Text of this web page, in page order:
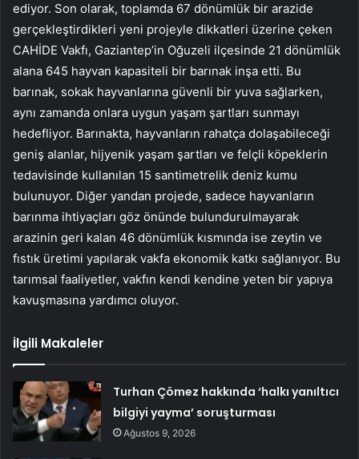
ediyor. Son olarak, toplamda 67 dönümlük bir arazide
gerçekleştirdikleri yeni projeyle dikkatleri üzerine çeken
CAHİDE Vakfı, Gaziantep’in Oğuzeli ilçesinde 21 dönümlük
alana 645 hayvan kapasiteli bir barınak inşa etti. Bu
barınak, sokak hayvanlarına güvenli bir yuva sağlarken,
aynı zamanda onlara uygun yaşam şartları sunmayı
hedefliyor. Barınakta, hayvanların rahatça dolaşabileceği
geniş alanlar, hijyenik yaşam şartları ve felçli köpeklerin
tedavisinde kullanılan 15 santimetrelik deniz kumu
bulunuyor. Diğer yandan projede, sadece hayvanların
barınma ihtiyaçları göz önünde bulundurulmayarak
arazinin geri kalan 46 dönümlük kısmında ise zeytin ve
fıstık üretimi yapılarak vakfa ekonomik katkı sağlanıyor. Bu
tarımsal faaliyetler, vakfın kendi kendine yeten bir yapıya
kavuşmasına yardımcı oluyor.
İlgili Makaleler
Turhan Çömez hakkında ‘halkı yanıltıcı
bilgiyi yayma’ soruşturması
Ağustos 9, 2026